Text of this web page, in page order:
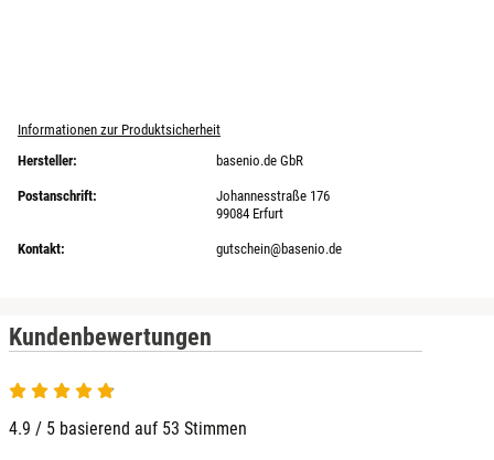
Informationen zur Produktsicherheit
Hersteller:
basenio.de GbR
Postanschrift:
Johannesstraße 176
99084 Erfurt
Kontakt: gutschein@basenio.de
Kundenbewertungen
4.9 von 5
4.9 / 5 basierend auf 53 Stimmen